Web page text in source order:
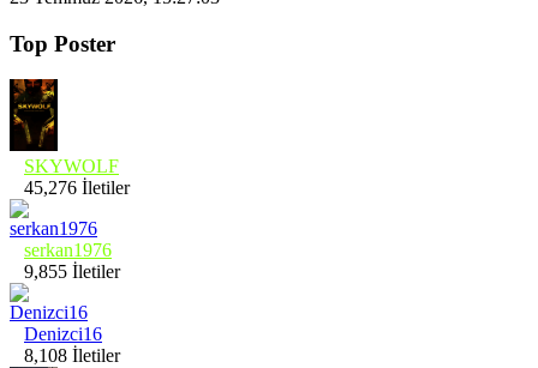
Top Poster
SKYWOLF
45,276 İletiler
serkan1976
9,855 İletiler
Denizci16
8,108 İletiler